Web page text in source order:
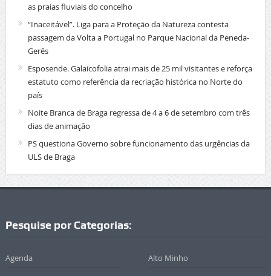
as praias fluviais do concelho
“Inaceitável”. Liga para a Proteção da Natureza contesta
passagem da Volta a Portugal no Parque Nacional da Peneda-
Gerês
Esposende. Galaicofolia atrai mais de 25 mil visitantes e reforça
estatuto como referência da recriação histórica no Norte do
país
Noite Branca de Braga regressa de 4 a 6 de setembro com três
dias de animação
PS questiona Governo sobre funcionamento das urgências da
ULS de Braga
Pesquise por Categorias:
Agenda Alto Minho